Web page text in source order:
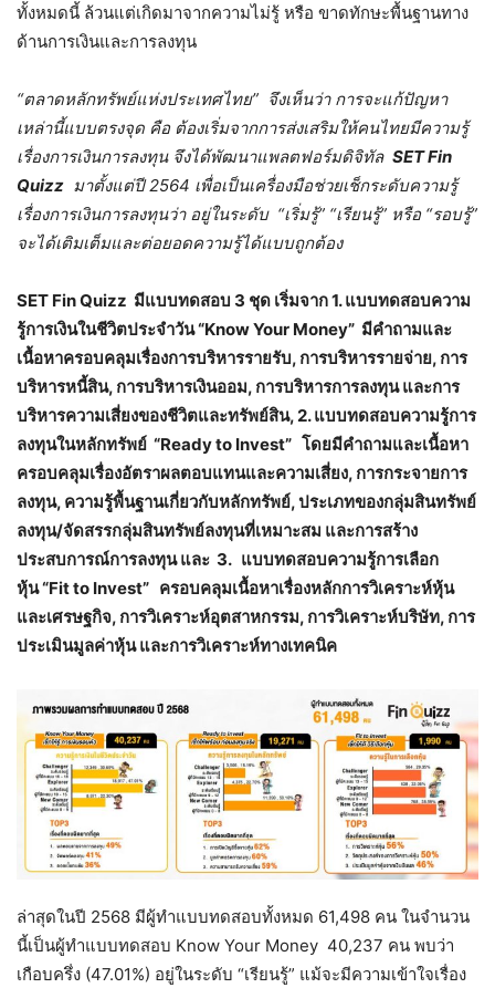
ทั้งหมดนี้ ล้วนแต่เกิดมาจากความไม่รู้ หรือ ขาดทักษะพื้นฐานทาง
ด้านการเงินและการลงทุน
“ตลาดหลักทรัพย์แห่งประเทศไทย” จึงเห็นว่า การจะแก้ปัญหา
เหล่านี้แบบตรงจุด คือ ต้องเริ่มจากการส่งเสริมให้คนไทยมีความรู้
เรื่องการเงินการลงทุน จึงได้พัฒนาแพลตฟอร์มดิจิทัล SET Fin
Quizz มาตั้งแต่ปี 2564 เพื่อเป็นเครื่องมือช่วยเช็กระดับความรู้
เรื่องการเงินการลงทุนว่า อยู่ในระดับ “เริ่มรู้” “เรียนรู้” หรือ “รอบรู้”
จะได้เติมเต็มและต่อยอดความรู้ได้แบบถูกต้อง
SET Fin Quizz มีแบบทดสอบ 3 ชุด เริ่มจาก 1. แบบทดสอบความ
รู้การเงินในชีวิตประจำวัน “Know Your Money” มีคำถามและ
เนื้อหาครอบคลุมเรื่องการบริหารรายรับ, การบริหารรายจ่าย, การ
บริหารหนี้สิน, การบริหารเงินออม, การบริหารการลงทุน และการ
บริหารความเสี่ยงของชีวิตและทรัพย์สิน, 2. แบบทดสอบความรู้การ
ลงทุนในหลักทรัพย์ “Ready to Invest” โดยมีคำถามและเนื้อหา
ครอบคลุมเรื่องอัตราผลตอบแทนและความเสี่ยง, การกระจายการ
ลงทุน, ความรู้พื้นฐานเกี่ยวกับหลักทรัพย์, ประเภทของกลุ่มสินทรัพย์
ลงทุน/จัดสรรกลุ่มสินทรัพย์ลงทุนที่เหมาะสม และการสร้าง
ประสบการณ์การลงทุน และ 3. แบบทดสอบความรู้การเลือก
หุ้น “Fit to Invest” ครอบคลุมเนื้อหาเรื่องหลักการวิเคราะห์หุ้น
และเศรษฐกิจ, การวิเคราะห์อุตสาหกรรม, การวิเคราะห์บริษัท, การ
ประเมินมูลค่าหุ้น และการวิเคราะห์ทางเทคนิค
ล่าสุดในปี 2568 มีผู้ทำแบบทดสอบทั้งหมด 61,498 คน ในจำนวน
นี้เป็นผู้ทำแบบทดสอบ Know Your Money 40,237 คน พบว่า
เกือบครึ่ง (47.01%) อยู่ในระดับ “เรียนรู้” แม้จะมีความเข้าใจเรื่อง